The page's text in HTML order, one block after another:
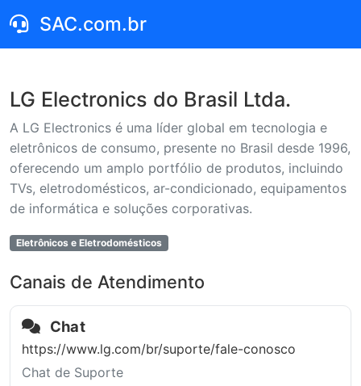
SAC.com.br
LG Electronics do Brasil Ltda.
A LG Electronics é uma líder global em tecnologia e
eletrônicos de consumo, presente no Brasil desde 1996,
oferecendo um amplo portfólio de produtos, incluindo
TVs, eletrodomésticos, ar-condicionado, equipamentos
de informática e soluções corporativas.
Eletrônicos e Eletrodomésticos
Canais de Atendimento
Chat
https://www.lg.com/br/suporte/fale-conosco
Chat de Suporte